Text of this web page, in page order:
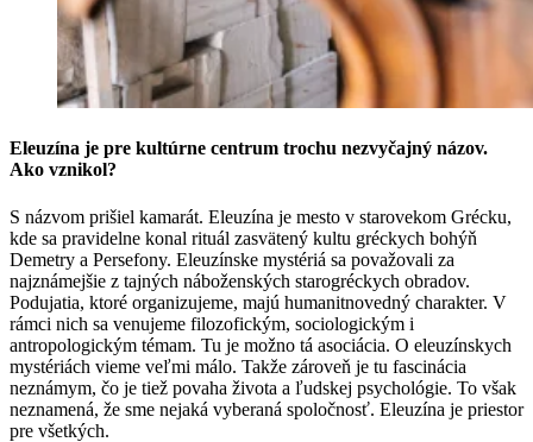
Eleuzína je pre kultúrne centrum trochu nezvyčajný názov.
Ako vznikol?
S názvom prišiel kamarát. Eleuzína je mesto v starovekom Grécku,
kde sa pravidelne konal rituál zasvätený kultu gréckych bohýň
Demetry a Persefony. Eleuzínske mystériá sa považovali za
najznámejšie z tajných náboženských starogréckych obradov.
Podujatia, ktoré organizujeme, majú humanitnovedný charakter. V
rámci nich sa venujeme filozofickým, sociologickým i
antropologickým témam. Tu je možno tá asociácia. O eleuzínskych
mystériách vieme veľmi málo. Takže zároveň je tu fascinácia
neznámym, čo je tiež povaha života a ľudskej psychológie. To však
neznamená, že sme nejaká vyberaná spoločnosť. Eleuzína je priestor
pre všetkých.